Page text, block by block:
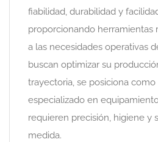
fiabilidad, durabilidad y
proporcionando herramientas
a las necesidades operativas
buscan optimizar su
trayectoria, se posiciona
especializado en
requieren precisión, higiene y
medida.